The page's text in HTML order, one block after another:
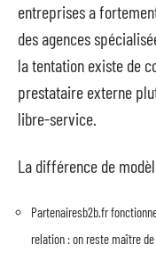
entreprises a
des agences
la tentation existe de
prestataire externe
libre-service.
La différence de
Partenairesb2b.fr
relation : on reste maître